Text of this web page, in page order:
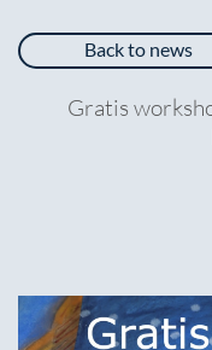
Back to news
Gratis